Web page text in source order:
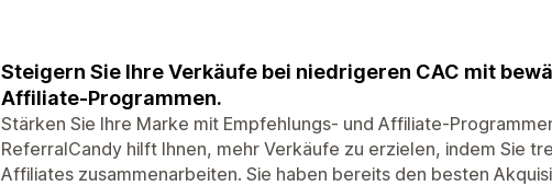
Steigern Sie Ihre Verkäufe bei niedrigeren CAC mit
Affiliate-Programmen.
Stärken Sie Ihre Marke mit Empfehlungs- und Affiliate-
ReferralCandy hilft Ihnen, mehr Verkäufe zu erzielen, indem Sie
Affiliates zusammenarbeiten. Sie haben bereits den besten